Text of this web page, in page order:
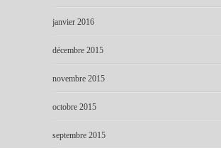
janvier 2016
décembre 2015
novembre 2015
octobre 2015
septembre 2015